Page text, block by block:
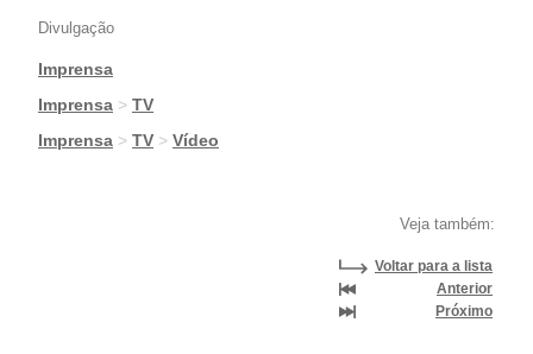
Divulgação
Imprensa
|Imprensa > TV
|Imprensa > TV > Vídeo
Veja também:
Voltar para a lista
Anterior
Próximo